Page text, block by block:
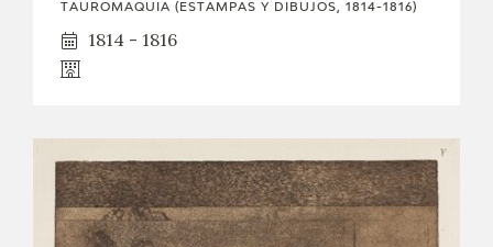
EDICIONES
TIENDA ONLINE
TAUROMAQUIA (ESTAMPAS Y DIBUJOS, 1814-1816)
1814 - 1816